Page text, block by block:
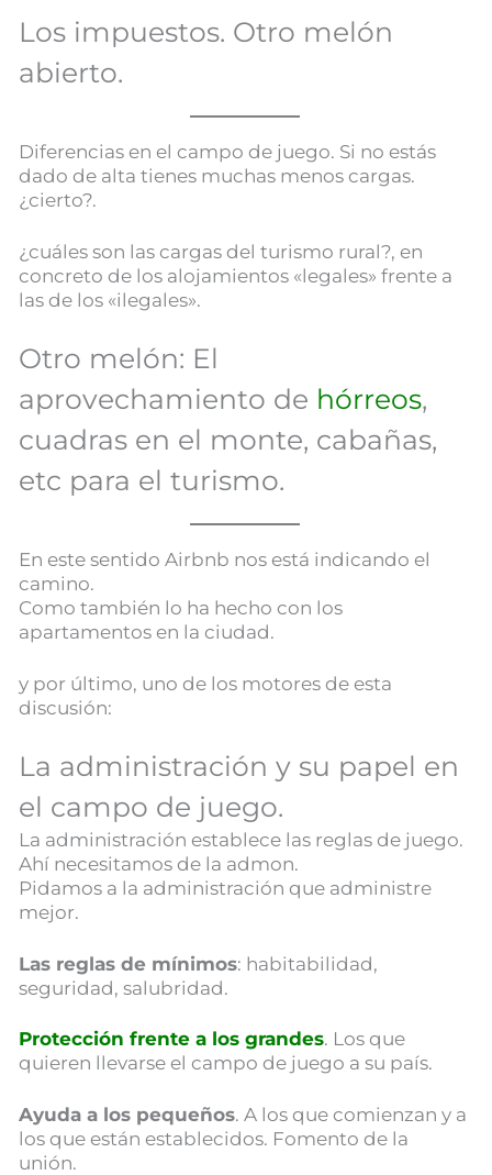
Los impuestos. Otro melón
abierto.
Diferencias en el campo de juego. Si no estás
dado de alta tienes muchas menos cargas.
¿cierto?.
¿cuáles son las cargas del turismo rural?, en
concreto de los alojamientos «legales» frente a
las de los «ilegales».
Otro melón: El
aprovechamiento de hórreos,
cuadras en el monte, cabañas,
etc para el turismo.
En este sentido Airbnb nos está indicando el
camino.
Como también lo ha hecho con los
apartamentos en la ciudad.
y por último, uno de los motores de esta
discusión:
La administración y su papel en
el campo de juego.
La administración establece las reglas de juego.
Ahí necesitamos de la admon.
Pidamos a la administración que administre
mejor.
Las reglas de mínimos: habitabilidad,
seguridad, salubridad.
Protección frente a los grandes. Los que
quieren llevarse el campo de juego a su país.
Ayuda a los pequeños. A los que comienzan y a
los que están establecidos. Fomento de la
unión.